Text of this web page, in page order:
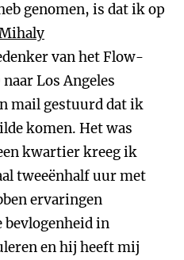
genomen, is dat ik op
van het Flow-
Los Angeles
mail gestuurd dat ik
komen. Het was
kwartier kreeg ik
tweeënhalf uur met
ervaringen
bevlogenheid in
en hij heeft mij